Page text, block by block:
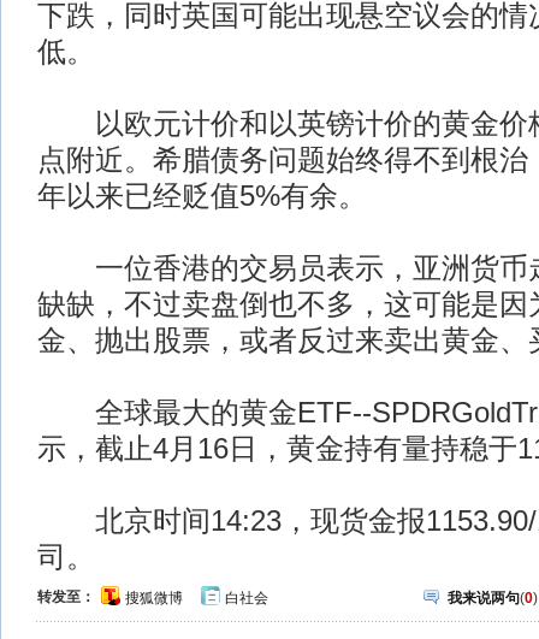
下跌，同时英国可能出现悬空议会的
低。
以欧元计价和以英镑计价的黄金价
点附近。希腊债务问题始终得不到根
年以来已经贬值5%有余。
一位香港的交易员表示，亚洲货币
缺缺，不过卖盘倒也不多，这可能是因
金、抛出股票，或者反过来卖出黄金、
全球最大的黄金ETF--
示，截止4月16日，黄金持有量持稳于
北京时间14:23，现货金报1153.90/
司。
转发至： 搜狐微博 白社会 我来说两句(0)